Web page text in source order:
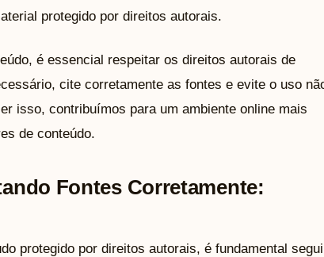
protegido por direitos autorais.
é essencial respeitar os direitos autorais de
cite corretamente as fontes e evite o uso
isso, contribuímos para um ambiente online mais
de conteúdo.
Fontes Corretamente:
protegido por direitos autorais, é fundamental